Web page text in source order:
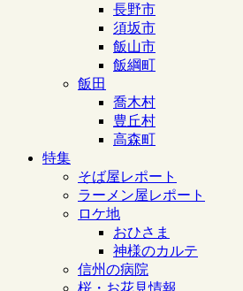
長野市
須坂市
飯山市
飯綱町
飯田
喬木村
豊丘村
高森町
特集
そば屋レポート
ラーメン屋レポート
ロケ地
おひさま
神様のカルテ
信州の病院